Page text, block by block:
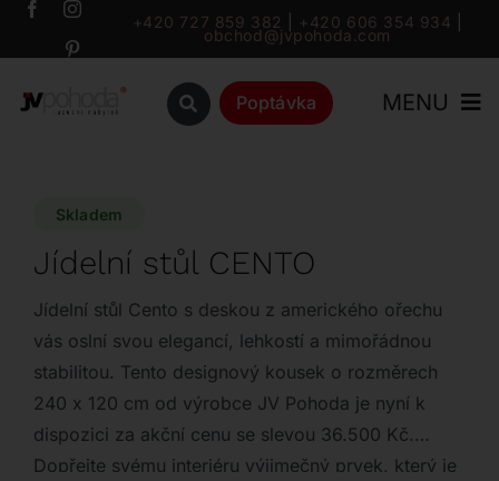
Přeskočit
+420 727 859 382 +420 606 354 934
obchod@jvpohoda.com
Poptávka MENU
Katalog
Značky
Outlet
Skladem
Jídelní stůl CENTO
Jídelní stůl Cento s deskou z amerického ořechu
vás oslní svou elegancí, lehkostí a mimořádnou
stabilitou. Tento designový kousek o rozměrech
240 x 120 cm od výrobce JV Pohoda je nyní k
dispozici za akční cenu se slevou 36.500 Kč.
Dopřejte svému interiéru výjimečný prvek, který je